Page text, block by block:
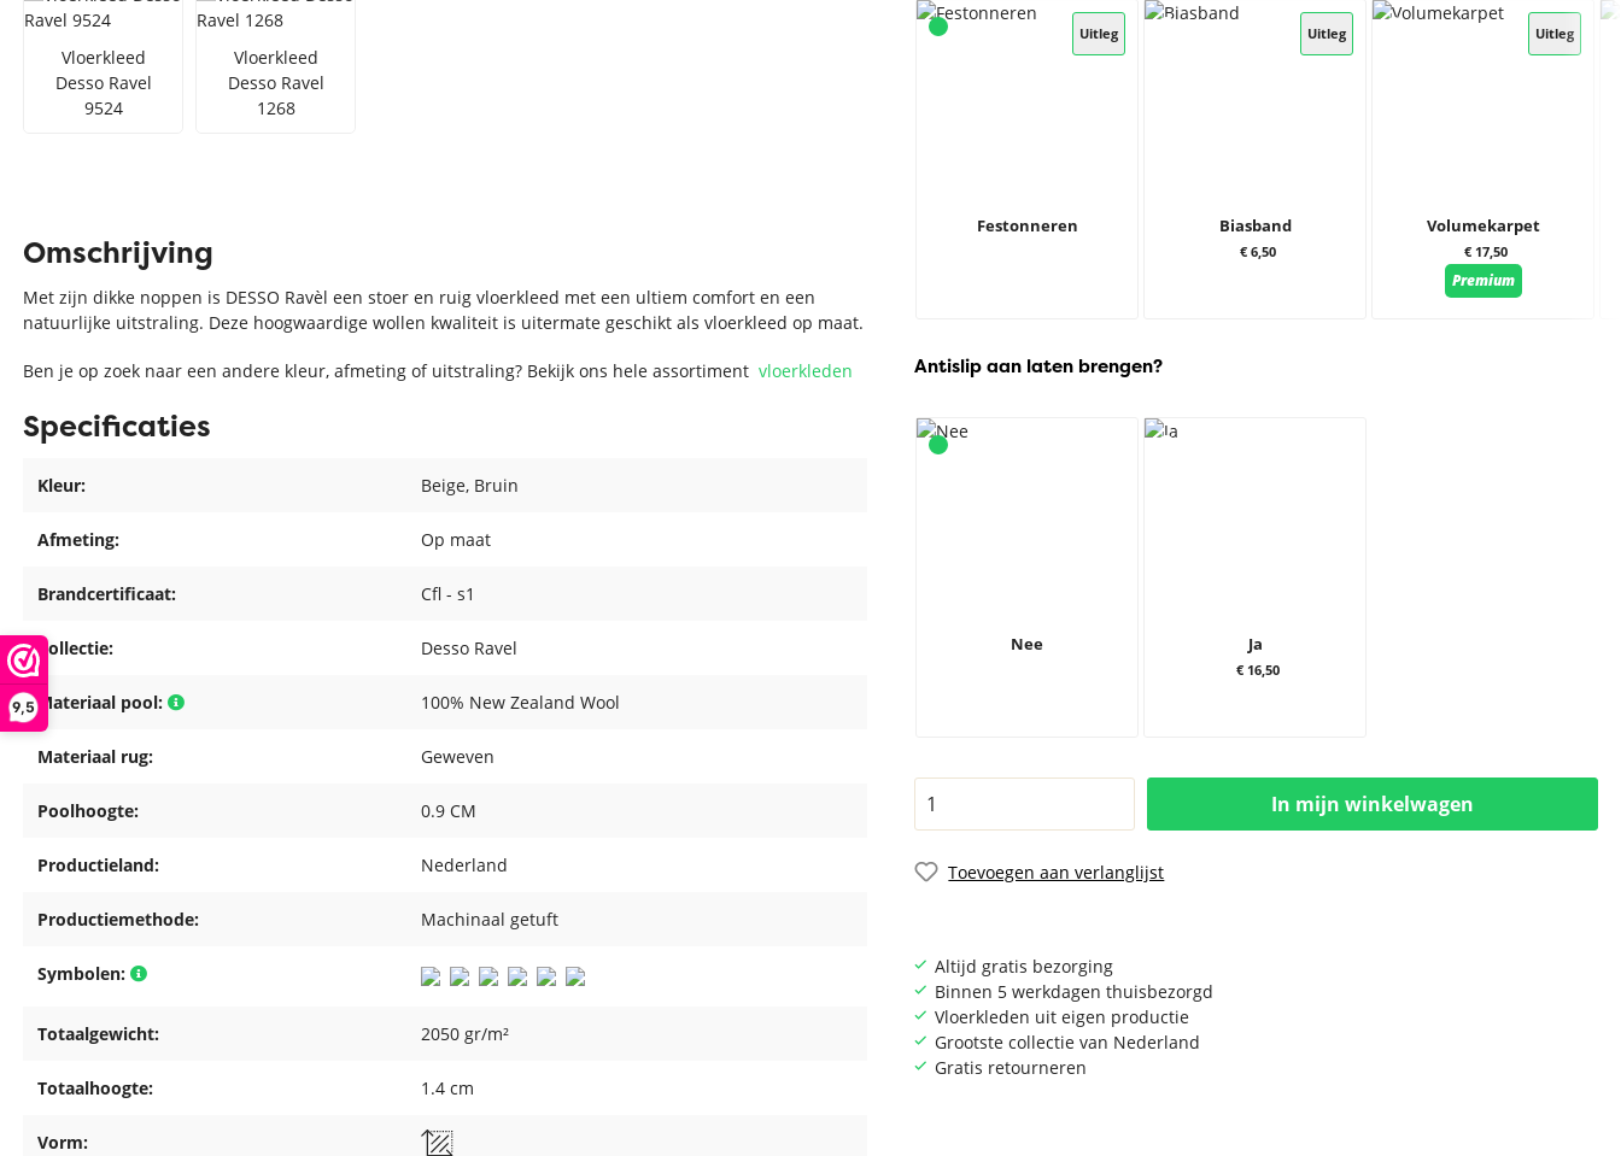
9,5
Uitleg
Festonneren
Uitleg
Biasband
€ 6,50
Uitleg
Volumekarpet
€ 17,50
Premium
Antislip aan laten brengen?
Nee Ja
€ 16,50
In mijn winkelwagen
Toevoegen aan verlanglijst
Vloerkleed
Desso Ravel
9524
Vloerkleed
Desso Ravel
1268
Altijd gratis bezorging
Binnen 5 werkdagen thuisbezorgd
Vloerkleden uit eigen productie
Grootste collectie van Nederland
Gratis retourneren
Omschrijving
Met zijn dikke noppen is DESSO Ravèl een stoer en ruig vloerkleed met een ultiem comfort en een
natuurlijke uitstraling. Deze hoogwaardige wollen kwaliteit is uitermate geschikt als vloerkleed op maat.
Ben je op zoek naar een andere kleur, afmeting of uitstraling? Bekijk ons hele assortimentvloerkleden
Specificaties
Kleur: Beige, Bruin
Afmeting: Op maat
Brandcertificaat: Cfl - s1
Collectie: Desso Ravel
Materiaal pool: 100% New Zealand Wool
Materiaal rug: Geweven
Poolhoogte: 0.9 CM
Productieland: Nederland
Productiemethode: Machinaal getuft
Symbolen:
Totaalgewicht: 2050 gr/m²
Totaalhoogte: 1.4 cm
Vorm: